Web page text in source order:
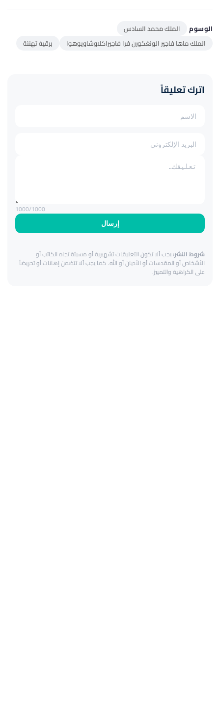
الوسوم
الملك محمد السادس
الملك ماها فاجير الونغكورن فرا فاجيراكلاوشاويوهوا
برقية تهنئة
اترك تعليقاً
إرسال
1000/1000
شروط النشر:يجب ألا تكون التعليقات تشهيرية أو مسيئة تجاه الكاتب أو
الأشخاص أو المقدسات أو الأديان أو الله. كما يجب ألا تتضمن إهانات أو تحريضاً
على الكراهية والتمييز.